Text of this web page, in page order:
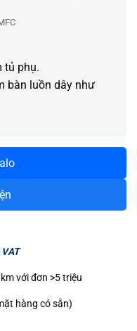
tủ phụ.
bàn luồn dây như
với đơn >5 triệu
hàng có sẵn)